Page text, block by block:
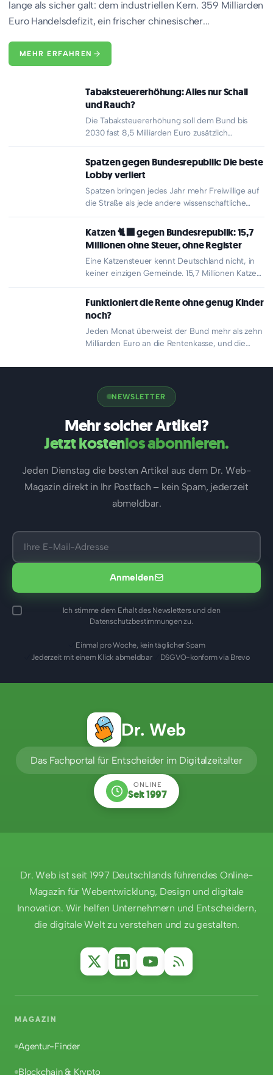
lange als sicher galt: dem industriellen Kern. 359 Milliarden
Euro Handelsdefizit, ein frischer chinesischer...
MEHR ERFAHREN
Tabaksteuererhöhung: Alles nur Schall
und Rauch?
Die Tabaksteuererhöhung soll dem Bund bis
2030 fast 8,5 Milliarden Euro zusätzlich
einbringen und nebenbei die Raucherquote
senken.…
Spatzen gegen Bundesrepublik: Die beste
Lobby verliert
Spatzen bringen jedes Jahr mehr Freiwillige auf
die Straße als jede andere wissenschaftliche
Mitmachaktion in Deutschland. 145.000
Menschen…
Katzen 🐈‍⬛ gegen Bundesrepublik: 15,7
Millionen ohne Steuer, ohne Register
Eine Katzensteuer kennt Deutschland nicht, in
keiner einzigen Gemeinde. 15,7 Millionen Katzen
leben steuerfrei im Land, während jeder…
Funktioniert die Rente ohne genug Kinder
noch?
Jeden Monat überweist der Bund mehr als zehn
Milliarden Euro an die Rentenkasse, und die
NEWSLETTER
Mehr solcher Artikel?
Jetzt kostenlos abonnieren.
Jeden Dienstag die besten Artikel aus dem Dr. Web-
Magazin direkt in Ihr Postfach – kein Spam, jederzeit
abmeldbar.
Anmelden
Ich stimme dem Erhalt des Newsletters und den
Datenschutzbestimmungen zu.
Einmal pro Woche, kein täglicher Spam
Jederzeit mit einem Klick abmeldbar
DSGVO-konform via Brevo
Dr. Web
Das Fachportal für Entscheider im Digitalzeitalter
ONLINE
Seit 1997
Dr. Web ist seit 1997 Deutschlands führendes Online-
Magazin für Webentwicklung, Design und digitale
Innovation. Wir helfen Unternehmern und Entscheidern,
die digitale Welt zu verstehen und zu gestalten.
MAGAZIN
Agentur-Finder
Blockchain & Krypto